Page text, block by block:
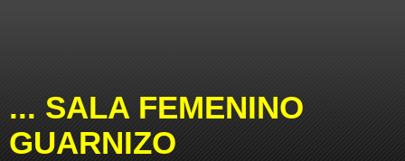
... SALA FEMENINO
GUARNIZO